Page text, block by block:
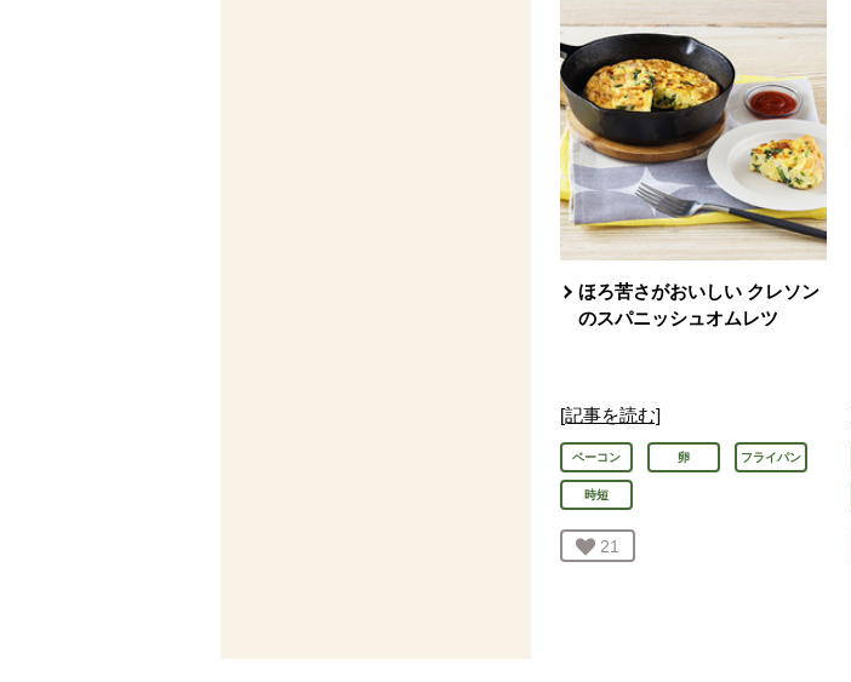
ほろ苦さがおいしい クレソン
のスパニッシュオムレツ
[記事を読む]
ベーコン 卵 フライパン
時短
お気に入り登録：
21